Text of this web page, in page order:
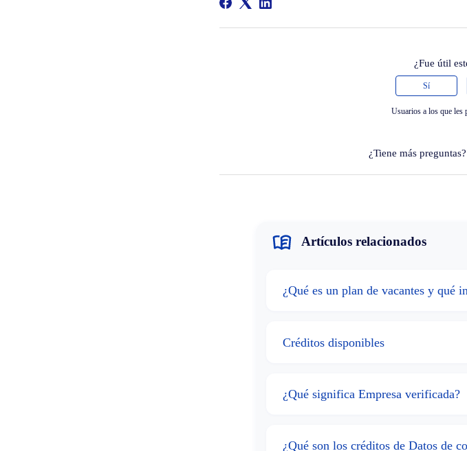
¿Fue útil
Sí
Usuarios a los que les
¿Tiene más
Artículos relacionados
¿Qué es un plan de vacantes y qué
Créditos disponibles
¿Qué significa Empresa verificada?
¿Qué son los créditos de Datos de